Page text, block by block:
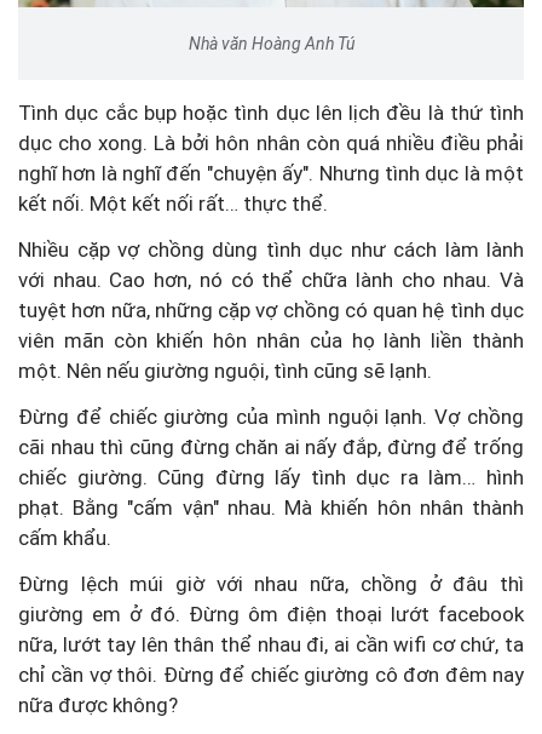
Nhà văn Hoàng Anh Tú
Tình dục cắc bụp hoặc tình dục lên lịch đều là thứ tình
dục cho xong. Là bởi hôn nhân còn quá nhiều điều phải
nghĩ hơn là nghĩ đến "chuyện ấy". Nhưng tình dục là một
kết nối. Một kết nối rất… thực thể.
Nhiều cặp vợ chồng dùng tình dục như cách làm lành
với nhau. Cao hơn, nó có thể chữa lành cho nhau. Và
tuyệt hơn nữa, những cặp vợ chồng có quan hệ tình dục
viên mãn còn khiến hôn nhân của họ lành liền thành
một. Nên nếu giường nguội, tình cũng sẽ lạnh.
Đừng để chiếc giường của mình nguội lạnh. Vợ chồng
cãi nhau thì cũng đừng chăn ai nấy đắp, đừng để trống
chiếc giường. Cũng đừng lấy tình dục ra làm… hình
phạt. Bằng "cấm vận" nhau. Mà khiến hôn nhân thành
cấm khẩu.
Đừng lệch múi giờ với nhau nữa, chồng ở đâu thì
giường em ở đó. Đừng ôm điện thoại lướt facebook
nữa, lướt tay lên thân thể nhau đi, ai cần wifi cơ chứ, ta
chỉ cần vợ thôi. Đừng để chiếc giường cô đơn đêm nay
nữa được không?